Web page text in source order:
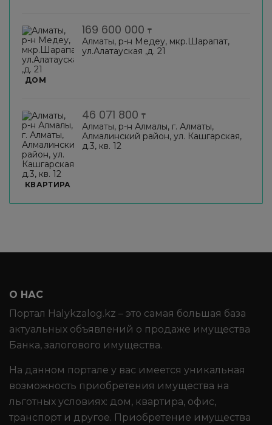
ДОМ
169 600 000 ₸
Алматы, р-н Медеу, мкр.Шарапат,
ул.Алатауская ,д. 21
КВАРТИРА
46 071 800 ₸
Алматы, р-н Алмалы, г. Алматы,
Алмалинский район, ул. Кашгарская,
д.3, кв. 12
О НАС
Портал Halykzalog.kz – это самая большая база
актуальных объявлений о продаже имущества
Банка, залогового имущества.
На данном портале у вас имеется уникальная
возможность приобретения имущества на
льготных условиях: дом, квартира, офис,
транспорт и другое. Приобретение имущества